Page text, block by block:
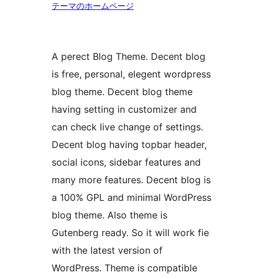
テーマのホームページ
A perect Blog Theme. Decent blog
is free, personal, elegent wordpress
blog theme. Decent blog theme
having setting in customizer and
can check live change of settings.
Decent blog having topbar header,
social icons, sidebar features and
many more features. Decent blog is
a 100% GPL and minimal WordPress
blog theme. Also theme is
Gutenberg ready. So it will work fie
with the latest version of
WordPress. Theme is compatible